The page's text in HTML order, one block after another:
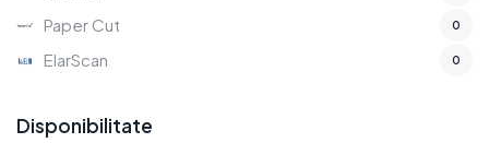
Paper Cut 0
ElarScan 0
Disponibilitate